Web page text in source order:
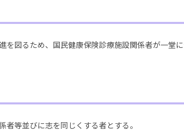
図るため、国民健康保険診療施設関係者が一堂
等並びに志を同じくする者とする。